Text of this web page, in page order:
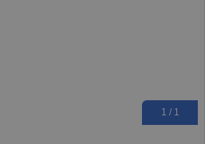
1 / 1